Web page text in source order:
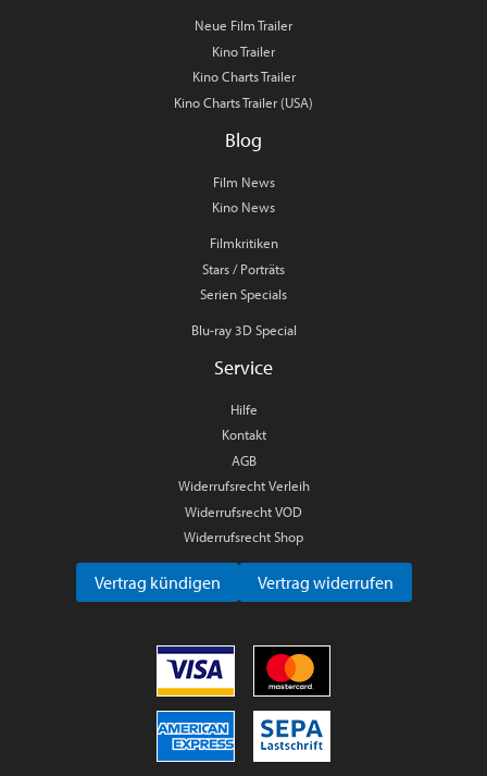
Neue Film Trailer
Kino Trailer
Kino Charts Trailer
Kino Charts Trailer (USA)
Blog
Film News
Kino News
Filmkritiken
Stars / Porträts
Serien Specials
Blu-ray 3D Special
Service
Hilfe
Kontakt
AGB
Widerrufsrecht Verleih
Widerrufsrecht VOD
Widerrufsrecht Shop
Vertrag kündigen Vertrag widerrufen